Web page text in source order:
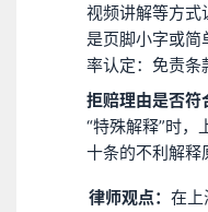
视频讲解等方式
是页脚小字或简
率认定：免责条
拒赔理由是否符
“特殊解释”时，
十条的不利解释
律师观点： 在上